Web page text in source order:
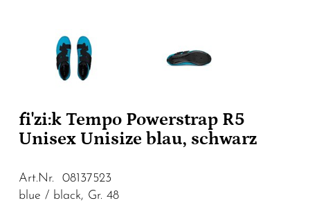
fi'zi:k Tempo Powerstrap R5
Unisex Unisize blau, schwarz
Art.Nr. 08137523
blue / black, Gr. 48